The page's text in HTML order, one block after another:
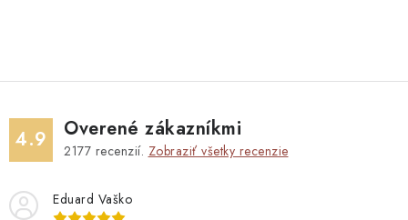
4.9 Overené zákazníkmi
2177 recenzií. Zobraziť všetky recenzie
Eduard Vaško